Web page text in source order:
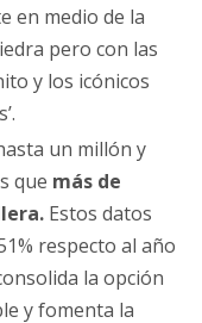
en medio de la
pero con las
y los icónicos
un millón y
que más de
Estos datos
respecto al año
la opción
y fomenta la